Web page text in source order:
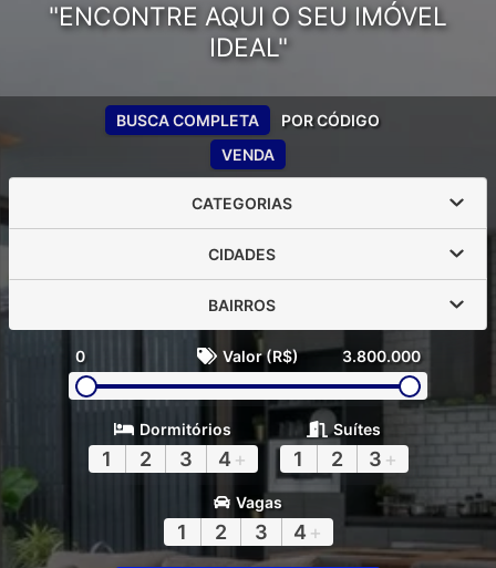
"ENCONTRE AQUI O SEU IMÓVEL
IDEAL"
VENDA
BUSCA COMPLETA POR CÓDIGO
CATEGORIAS
CIDADES
BAIRROS
0 Valor (R$) 3.800.000
Dormitórios
1 2 3 4 +
Suítes
1 2 3 +
Vagas
1 2 3 4 +